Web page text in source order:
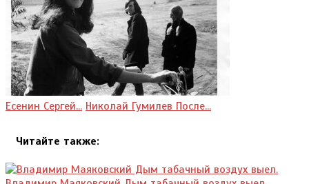
Есенин Сергей... Николай Гумилев После...
Читайте также: